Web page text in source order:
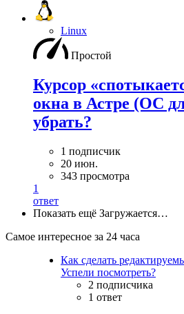
Linux
Простой
Курсор
окна в Астре (ОС
убрать?
1 подписчик
20 июн.
343 просмотра
1
ответ
Показать ещё Загружается…
Самое интересное за 24 часа
Как сделать
Успели посмотреть?
2 подписчика
1 ответ